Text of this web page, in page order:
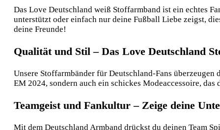
Das Love Deutschland weiß Stoffarmband ist ein echtes
unterstützt oder einfach nur deine Fußball Liebe zeigst,
deine Freunde!
Qualität und Stil – Das Love Deutschland
Unsere Stoffarmbänder für Deutschland-Fans
EM 2024, sondern auch ein schickes Modeaccessoire,
Teamgeist und Fankultur – Zeige deine
Mit dem Deutschland Armband drückst du deinen Team